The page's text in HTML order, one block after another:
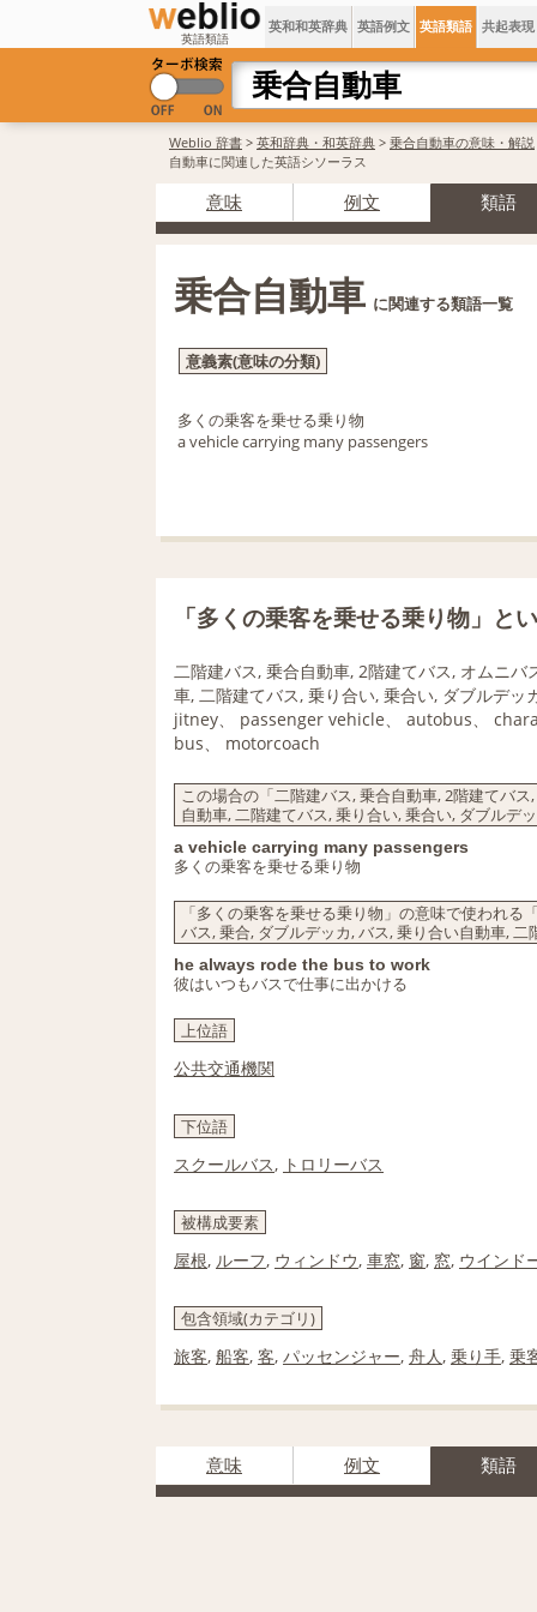
英語類語
英和和英辞典 英語例文 英語類語 共起表現
Weblio 辞書 > 英和辞典・和英辞典 > 乗合自動車の意味・解説
自動車に関連した英語シソーラス
意味 例文 類語
乗合自動車 に関連する類語一覧
意義素(意味の分類)
多くの乗客を乗せる乗り物
a vehicle carrying many passengers
「多くの乗客を乗せる乗り物」と
二階建バス, 乗合自動車, 2階建てバス, オムニ
車, 二階建てバス, 乗り合い, 乗合い, ダブルデッ
jitney、 passenger vehicle、 autobus、
bus、 motorcoach
この場合の「二階建バス, 乗合自動車, 2階建てバ
自動車, 二階建てバス, 乗り合い, 乗合い, ダブルデ
a vehicle carrying many passengers
多くの乗客を乗せる乗り物
「多くの乗客を乗せる乗り物」の意味で使われる
バス, 乗合, ダブルデッカ, バス, 乗り合い自動車,
he always rode the bus to work
彼はいつもバスで仕事に出かける
上位語
公共交通機関
下位語
スクールバス, トロリーバス
被構成要素
屋根, ルーフ, ウィンドウ, 車窓, 窗, 窓, ウインド
包含領域(カテゴリ)
旅客, 船客, 客, パッセンジャー, 舟人, 乗り手, 乗
意味 例文 類語